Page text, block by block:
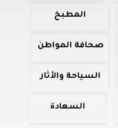
المطبخ
صحافة المواطن
السياحة والأثار
السعادة